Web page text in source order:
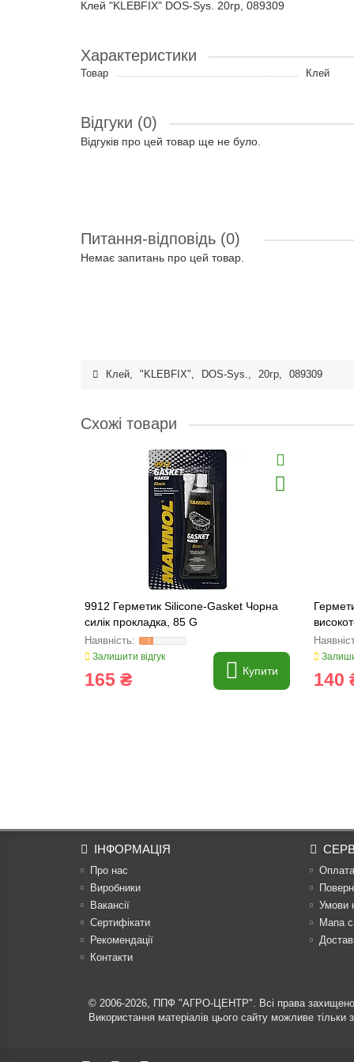
Клей "KLEBFIX" DOS-Sys. 20гр, 089309
Характеристики
Товар Клей
Відгуки (0)
Відгуків про цей товар ще не було.
Питання-відповідь (0)
Немає запитань про цей товар.
Клей, "KLEBFIX", DOS-Sys., 20гр, 089309
Схожі товари
9912 Герметик Silicone-Gasket Чорна
силік прокладка, 85 G
Залишити відгук
165 ₴ Купити 140
ІНФОРМАЦІЯ
Про нас
Виробники
Вакансії
Сертифікати
Рекомендації
Контакти
Оплата
Умови
Мапа
© 2006-2026, ППФ "АГРО-ЦЕНТР". Всі права
Використання матеріалів цього сайту можливе